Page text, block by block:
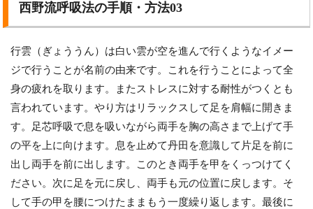
西野流呼吸法の手順・方法03
行雲（ぎょううん）は白い雲が空を進んで行くようなイメー
ジで行うことが名前の由来です。これを行うことによって全
身の疲れを取ります。またストレスに対する耐性がつくとも
言われています。やり方はリラックスして足を肩幅に開きま
す。足芯呼吸で息を吸いながら両手を胸の高さまで上げて手
の平を上に向けます。息を止めて丹田を意識して片足を前に
出し両手を前に出します。このとき両手を甲をくっつけてく
ださい。次に足を元に戻し、両手も元の位置に戻します。そ
して手の甲を腰につけたままもう一度繰り返します。最後に